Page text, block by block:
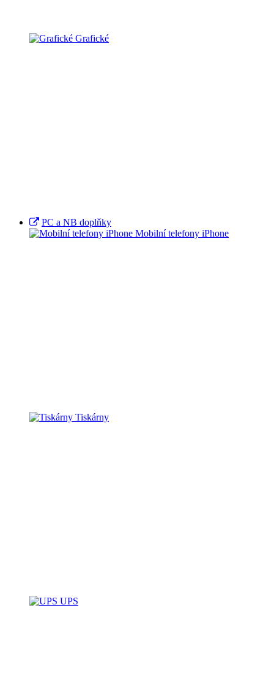
Grafické
PC a NB doplňky
Mobilní telefony iPhone
Tiskárny
UPS